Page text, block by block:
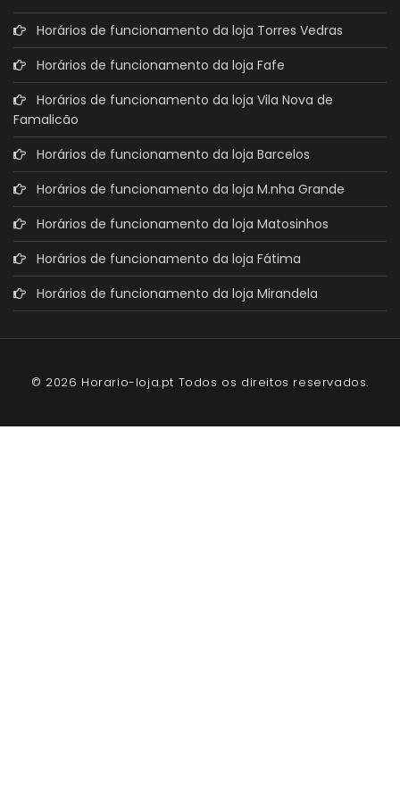
Horários de funcionamento da loja Torres Vedras
Horários de funcionamento da loja Fafe
Horários de funcionamento da loja Vila Nova de
Famalicão
Horários de funcionamento da loja Barcelos
Horários de funcionamento da loja M.nha Grande
Horários de funcionamento da loja Matosinhos
Horários de funcionamento da loja Fátima
Horários de funcionamento da loja Mirandela
© 2026 Horario-loja.pt Todos os direitos reservados.